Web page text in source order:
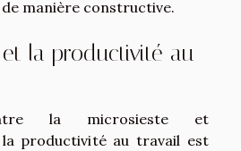
manière constructive.
la productivité au
la microsieste et
productivité au travail est